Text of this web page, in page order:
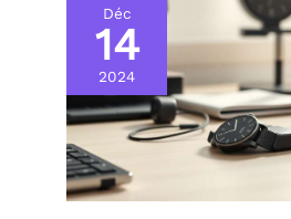
Déc
14
2024